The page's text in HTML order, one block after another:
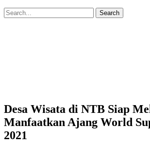
Desa Wisata di NTB Siap
Manfaatkan Ajang World
2021